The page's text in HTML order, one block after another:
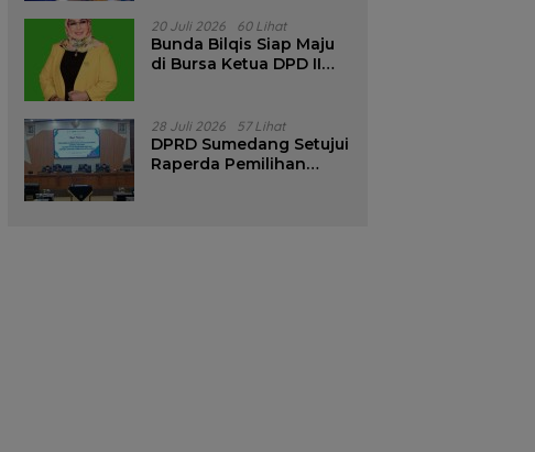
Tanjungsari Sumedang
20 Juli 2026 60 Lihat
Bunda Bilqis Siap Maju
di Bursa Ketua DPD II
28 Juli 2026 57 Lihat
DPRD Sumedang Setujui
Raperda Pemilihan